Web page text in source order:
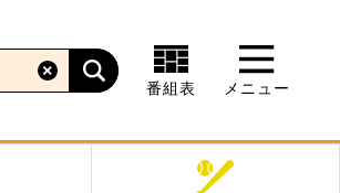
番組表 メニュー